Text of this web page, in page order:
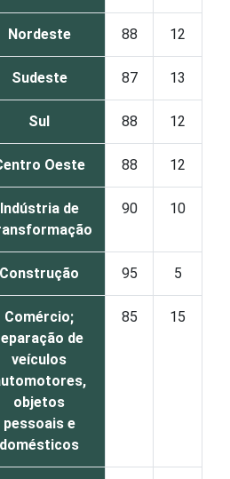
Nordeste 88 12
Sudeste 87 13
Sul 88 12
Oeste 88 12
Indústria de
90 10
Construção 95 5
Comércio;
de
veículos
objetos
pessoais e
domésticos
85 15